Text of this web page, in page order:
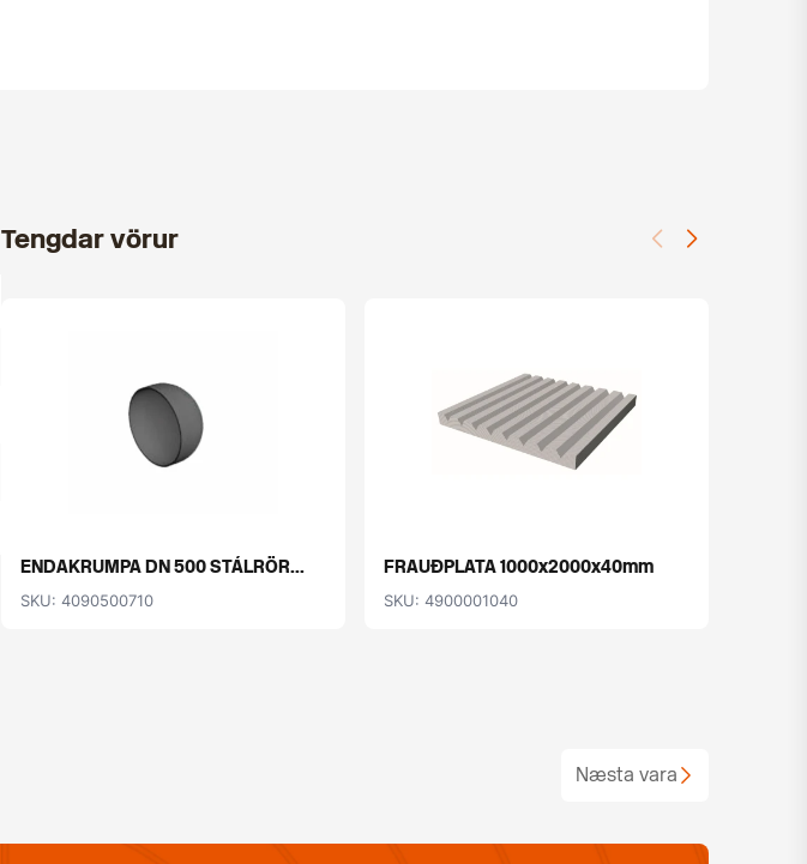
Tengdar vörur
ENDAKRUMPA DN 500 STÁLRÖR...
SKU: 4090500710
FRAUÐPLATA 1000x2000x40mm
SKU: 4900001040
Næsta vara